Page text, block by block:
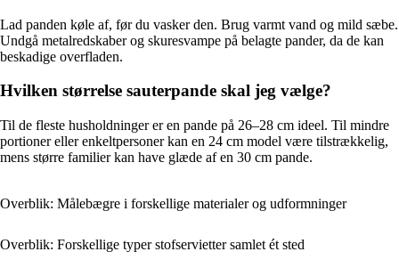
Lad panden køle af, før du vasker den. Brug varmt vand og mild sæbe.
Undgå metalredskaber og skuresvampe på belagte pander, da de kan
beskadige overfladen.
Hvilken størrelse sauterpande skal jeg vælge?
Til de fleste husholdninger er en pande på 26–28 cm ideel. Til mindre
portioner eller enkeltpersoner kan en 24 cm model være tilstrækkelig,
mens større familier kan have glæde af en 30 cm pande.
Overblik: Målebægre i forskellige materialer og udformninger
Overblik: Forskellige typer stofservietter samlet ét sted